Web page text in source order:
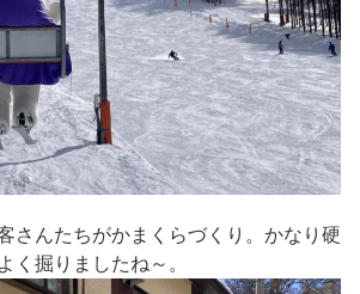
さんたちがかまくらづくり。かなり硬
く掘りましたね～。